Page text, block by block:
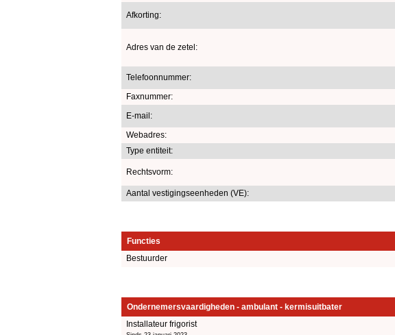
Afkorting:
Adres van de zetel:
Telefoonnummer:
Faxnummer:
E-mail:
Webadres:
Type entiteit:
Rechtsvorm:
Aantal vestigingseenheden (VE):
Functies
Bestuurder
Ondernemersvaardigheden - ambulant - kermisuitbater
Installateur frigorist